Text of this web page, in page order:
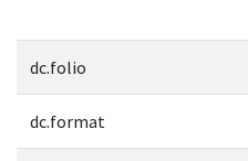
dc.folio
dc.format